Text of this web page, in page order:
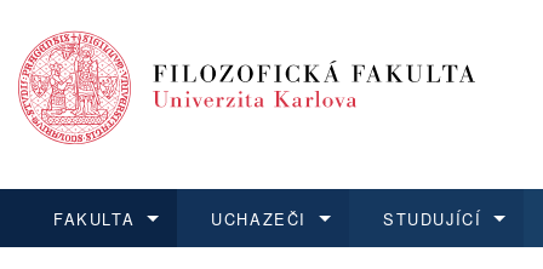
FAKULTA UCHAZEČI STUDUJÍCÍ